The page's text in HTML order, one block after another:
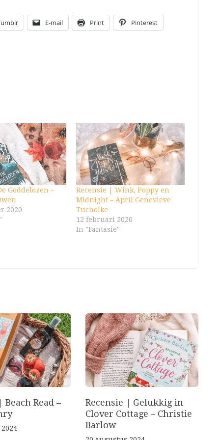
E-mail Print Pinterest
Goddelozen –
2020
Recensie | Wink, Poppy en
Midnight – April Genevieve
Tucholke
12 februari 2020
In "Fantasie"
Beach Read –
Recensie | Gelukkig in
Clover Cottage – Christie
Barlow